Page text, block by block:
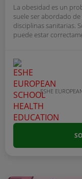
La obesidad es un
suele ser abordado
disciplinas sanitarias.
puede estar
ESHE